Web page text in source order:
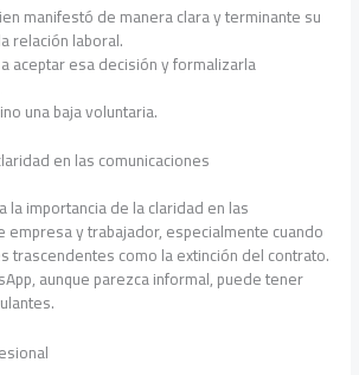
manifestó de manera clara y terminante su
relación laboral.
aceptar esa decisión y formalizarla
una baja voluntaria.
en las comunicaciones
la importancia de la claridad en las
empresa y trabajador, especialmente cuando
trascendentes como la extinción del contrato.
aunque parezca informal, puede tener